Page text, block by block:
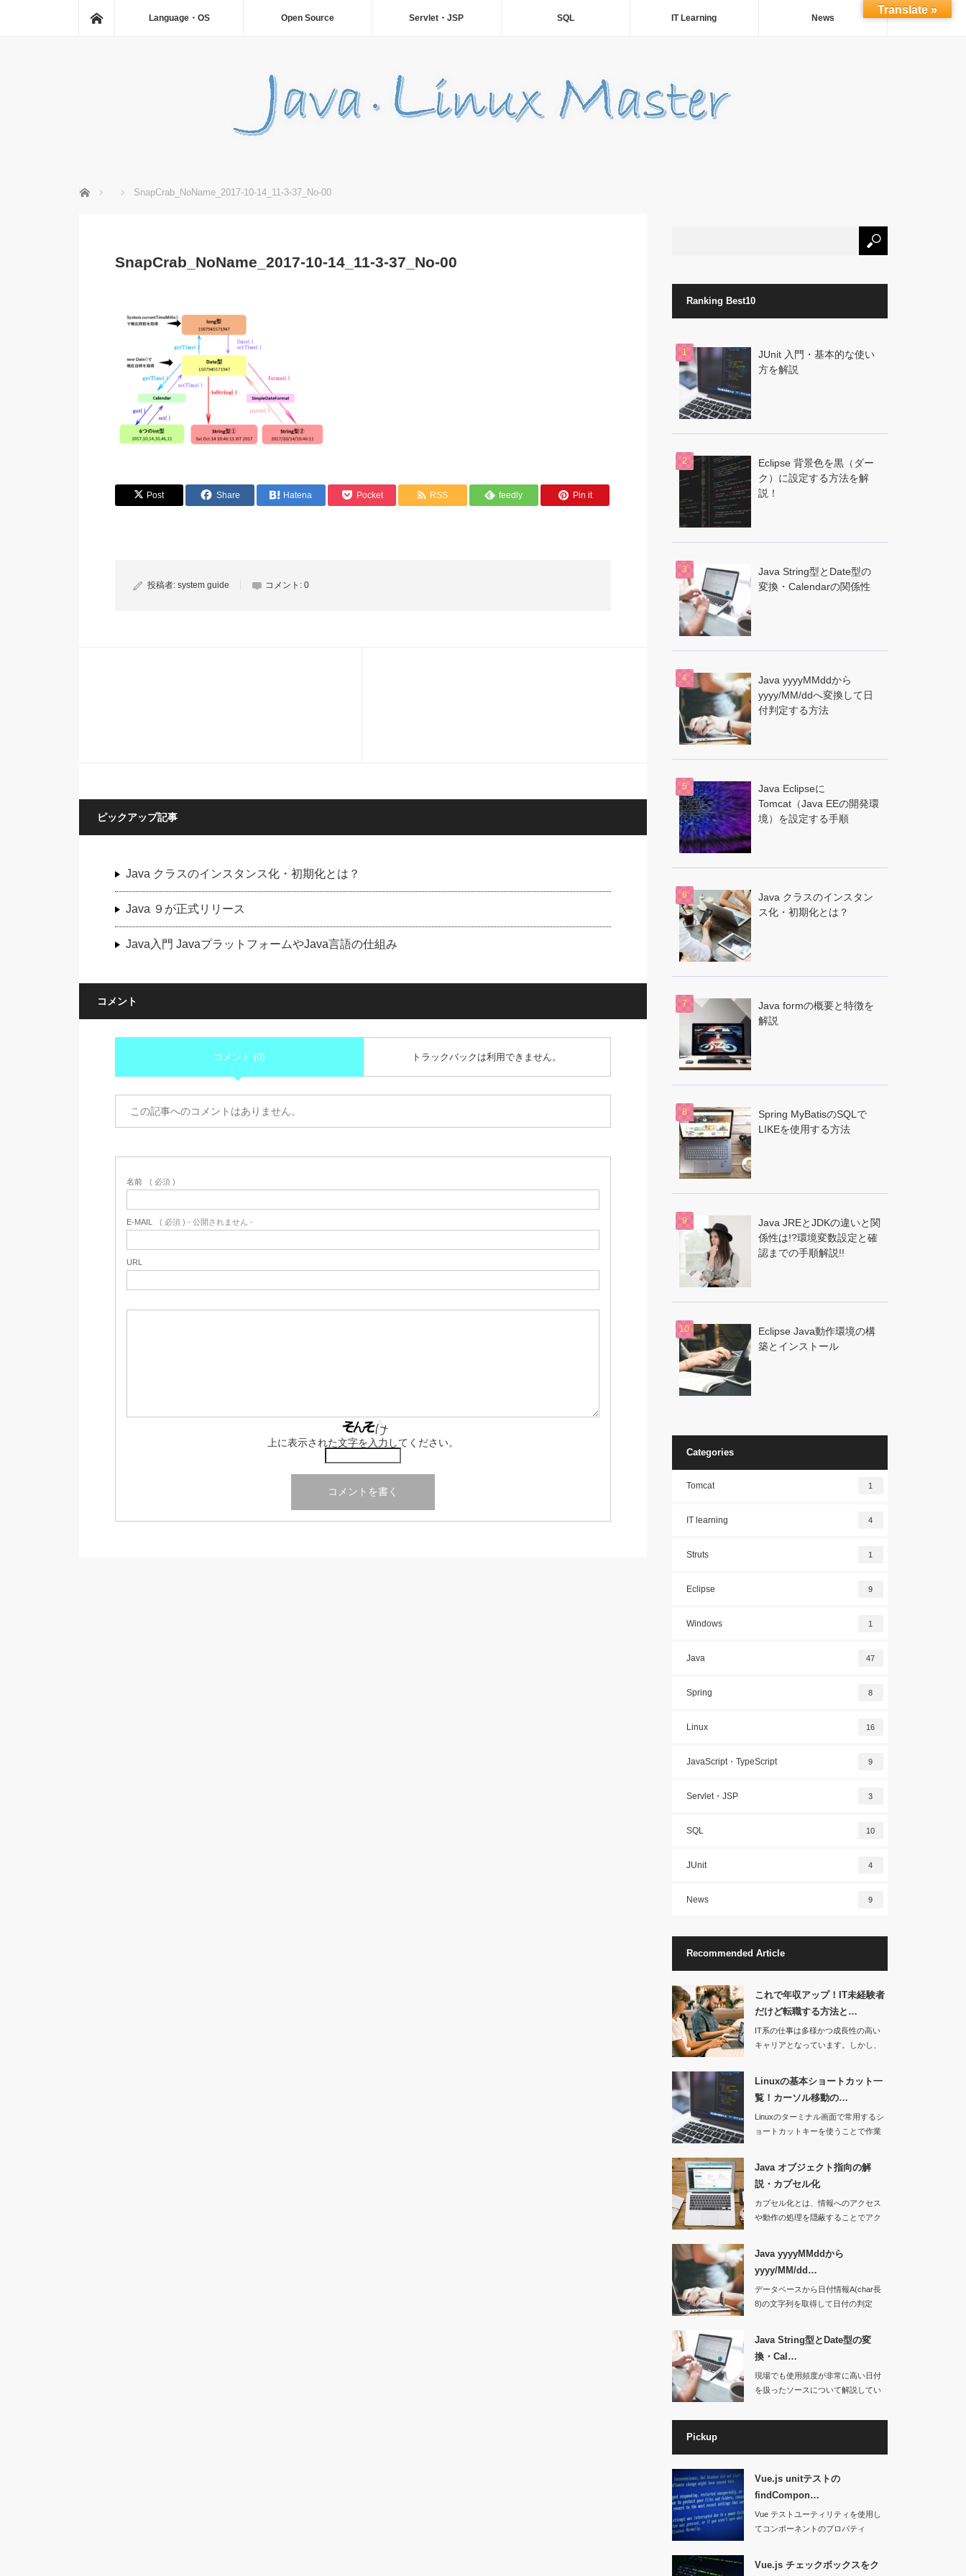
Language・OS Open Source Servlet・JSP SQL IT Learning News
ホーム SnapCrab_NoName_2017-10-14_11-3-37_No-00
SnapCrab_NoName_2017-10-14_11-3-37_No-00
Post Share Hatena Pocket RSS feedly Pin it
投稿者: system guide コメント: 0
ピックアップ記事
Java クラスのインスタンス化・初期化とは？
Java ９が正式リリース
Java入門 JavaプラットフォームやJava言語の仕組み
コメント
コメント (0) トラックバックは利用できません。
この記事へのコメントはありません。
名前 ( 必須 )
E-MAIL ( 必須 ) - 公開されません -
URL
上に表示された文字を入力してください。
Ranking Best10
JUnit 入門・基本的な使い
方を解説
Eclipse 背景色を黒（ダー
ク）に設定する方法を解
説！
Java String型とDate型の
変換・Calendarの関係性
Java yyyyMMddから
yyyy/MM/ddへ変換して日
付判定する方法
Java Eclipseに
Tomcat（Java EEの開発環
境）を設定する手順
Java クラスのインスタン
ス化・初期化とは？
Java formの概要と特徴を
解説
Spring MyBatisのSQLで
LIKEを使用する方法
Java JREとJDKの違いと関
係性は!?環境変数設定と確
認までの手順解説!!
Eclipse Java動作環境の構
築とインストール
Categories
Tomcat 1
IT learning 4
Struts 1
Eclipse 9
Windows 1
Java 47
Spring 8
Linux 16
JavaScript・TypeScript 9
Servlet・JSP 3
SQL 10
JUnit 4
News 9
Recommended Article
これで年収アップ！IT未経験者
だけど転職する方法と…
IT系の仕事は多様かつ成長性の高い
キャリアとなっています。しかし、
Linuxの基本ショートカット一
覧！カーソル移動の…
Linuxのターミナル画面で常用するシ
ョートカットキーを使うことで作業
Java オブジェクト指向の解
説・カプセル化
カプセル化とは、情報へのアクセス
や動作の処理を隠蔽することでアク
Java yyyyMMddから
yyyy/MM/dd…
データベースから日付情報A(char長
8)の文字列を取得して日付の判定
Java String型とDate型の変
換・Cal…
現場でも使用頻度が非常に高い日付
を扱ったソースについて解説してい
Pickup
Vue.js unitテストの
findCompon…
Vue テストユーティリティを使用し
てコンポーネントのプロパティ
Vue.js チェックボックスをク
Translate »